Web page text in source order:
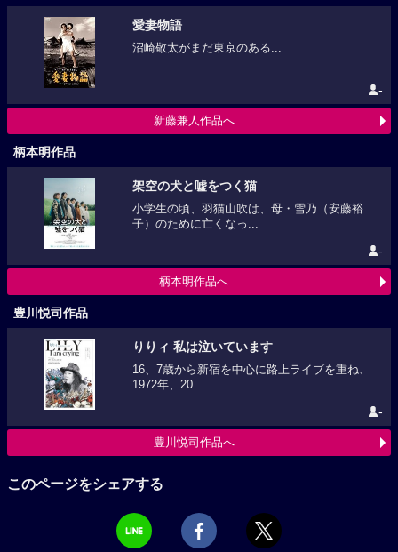
愛妻物語
沼崎敬太がまだ東京のある...
-
新藤兼人作品へ
柄本明作品
架空の犬と嘘をつく猫
小学生の頃、羽猫山吹は、母・雪乃（安藤裕
子）のために亡くなっ...
-
柄本明作品へ
豊川悦司作品
りりィ 私は泣いています
16、7歳から新宿を中心に路上ライブを重ね、
1972年、20...
-
豊川悦司作品へ
このページをシェアする